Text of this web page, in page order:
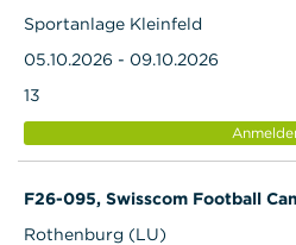
Sportanlage Kleinfeld
05.10.2026 - 09.10.2026
13
F26-095, Swisscom Football
Rothenburg (LU)